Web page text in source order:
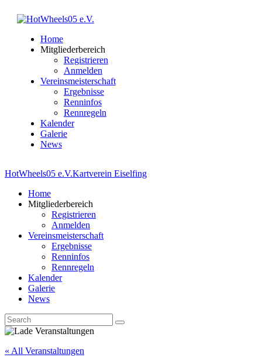
Home
Mitgliederbereich
Registrieren
Anmelden
Vereinsmeisterschaft
Ergebnisse
Renninfos
Rennregeln
Kalender
Galerie
News
HotWheels05 e.V.Kartverein Eiselfing
Home
Mitgliederbereich
Registrieren
Anmelden
Vereinsmeisterschaft
Ergebnisse
Renninfos
Rennregeln
Kalender
Galerie
News
« All Veranstaltungen